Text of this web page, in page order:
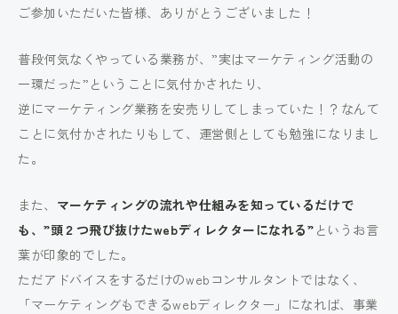
ご参加いただいた皆様、ありがとうございました！
普段何気なくやっている業務が、”実はマーケティング活動の
一環だった”ということに気付かされたり、
逆にマーケティング業務を安売りしてしまっていた！？なんて
ことに気付かされたりもして、運営側としても勉強になりまし
た。
また、 マーケティングの流れや仕組みを知っているだけで
も、”頭２つ飛び抜けたwebディレクターになれる” というお言
葉が印象的でした。
ただアドバイスをするだけのwebコンサルタントではなく、
「マーケティングもできるwebディレクター」になれば、事業